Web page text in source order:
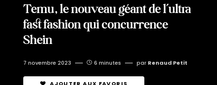
Temu, le nouveau géant de l’ultra
fast fashion qui concurrence
Shein
7 novembre 2023 6 minutes par Renaud Petit